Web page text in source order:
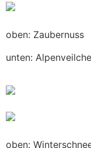
oben: Zaubernuss
unten:
oben: